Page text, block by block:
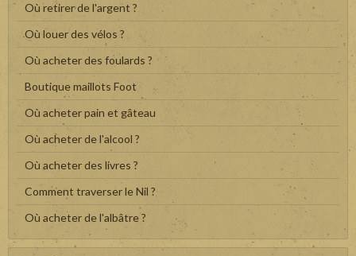
Où retirer de l'argent ?
Où louer des vélos ?
Où acheter des foulards ?
Boutique maillots Foot
Où acheter pain et gâteau
Où acheter de l'alcool ?
Où acheter des livres ?
Comment traverser le Nil ?
Où acheter de l'albâtre ?